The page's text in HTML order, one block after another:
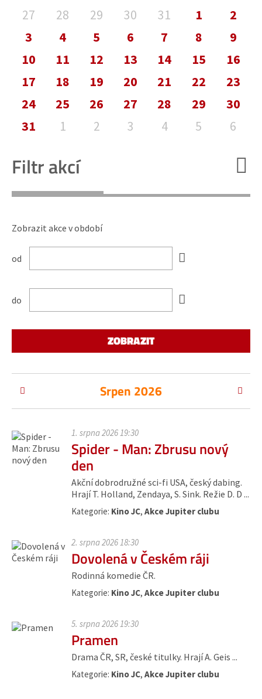
27 28 29 30 31 1
2
3
4 5 6 7 8
9
10
11 12 13 14 15
16
17
18 19 20 21 22
23
24
25 26 27 28 29
30
31
1 2 3 4 5 6
Filtr akcí
Zobrazit akce v období
od
do
Srpen 2026
1. srpna 2026 19:30
Spider - Man: Zbrusu nový
den
Akční dobrodružné sci-fi USA, český dabing.
Hrají T. Holland, Zendaya, S. Sink. Režie D. D ...
Kategorie: Kino JC, Akce Jupiter clubu
2. srpna 2026 18:30
Dovolená v Českém ráji
Rodinná komedie ČR.
Kategorie: Kino JC, Akce Jupiter clubu
5. srpna 2026 19:30
Pramen
Drama ČR, SR, české titulky. Hrají A. Geis ...
Kategorie: Kino JC, Akce Jupiter clubu